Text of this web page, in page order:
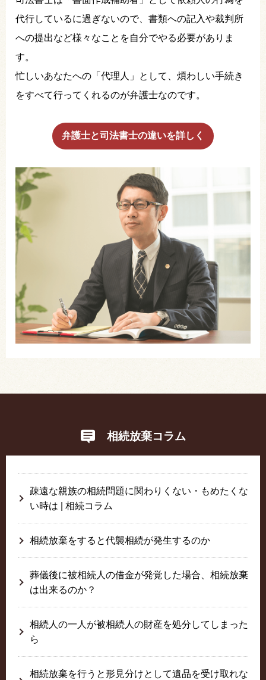
代行しているに過ぎないので、書類への記入や裁判所
への提出など様々なことを自分でやる必要がありま
す。
忙しいあなたへの「代理人」として、煩わしい手続き
をすべて行ってくれるのが弁護士なのです。
弁護士と司法書士の違いを詳しく
相続放棄コラム
疎遠な親族の相続問題に関わりくない・もめたくな
い時は | 相続コラム
相続放棄をすると代襲相続が発生するのか
葬儀後に被相続人の借金が発覚した場合、相続放棄
は出来るのか？
相続人の一人が被相続人の財産を処分してしまった
ら
相続放棄を行うと形見分けとして遺品を受け取れな